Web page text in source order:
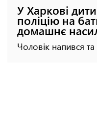
У Харкові
поліцію на
домашнє
Чоловік напився